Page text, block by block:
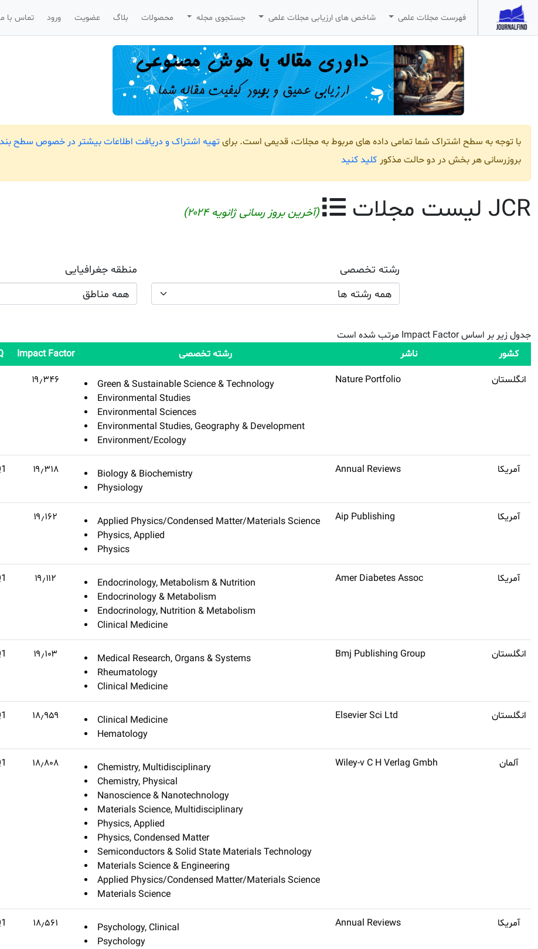
فهرست مجلات علمی شاخص های ارزیابی مجلات علمی جستجوی مجله محصولات بلاگ عضویت ورود تماس با
با توجه به سطح اشتراک شما تمامی داده های مربوط به مجلات، قدیمی است. برایتهیه اشتراک و دریافت اطلاعات بیشتر در خصوص سطح
بروزرسانی هر بخش در دو حالت مذکور کلید کنید
JCR لیست مجلات (آخرین بروز رسانی ژانویه ۲۰۲۴)
رشته تخصصی
همه رشته ها
منطقه جغرافیایی
همه مناطق
جدول زیر بر اساس Impact Factor مرتب شده است
کشور
ناشر رشته تخصصی Impact Factor
انگلستان
Nature Portfolio
Green & Sustainable Science & Technology
Environmental Studies
Environmental Sciences
Environmental Studies, Geography & Development
Environment/Ecology
۱۹٫۳۴۶
آمریکا Annual Reviews
Biology & Biochemistry
Physiology
۱۹٫۳۱۸
آمریکا Aip Publishing
Applied Physics/Condensed Matter/Materials Science
Physics, Applied
Physics
۱۹٫۱۶۲
آمریکا Amer Diabetes Assoc
Endocrinology, Metabolism & Nutrition
Endocrinology & Metabolism
Endocrinology, Nutrition & Metabolism
Clinical Medicine
۱۹٫۱۱۲
انگلستان Bmj Publishing Group
Medical Research, Organs & Systems
Rheumatology
Clinical Medicine
۱۹٫۱۰۳
انگلستان Elsevier Sci Ltd
Clinical Medicine
Hematology
۱۸٫۹۵۹
آلمان Wiley-v C H Verlag Gmbh
Chemistry, Multidisciplinary
Chemistry, Physical
Nanoscience & Nanotechnology
Materials Science, Multidisciplinary
Physics, Applied
Physics, Condensed Matter
Semiconductors & Solid State Materials Technology
Materials Science & Engineering
Applied Physics/Condensed Matter/Materials Science
Materials Science
۱۸٫۸۰۸
آمریکا Annual Reviews
Psychology, Clinical
Psychology
۱۸٫۵۶۱